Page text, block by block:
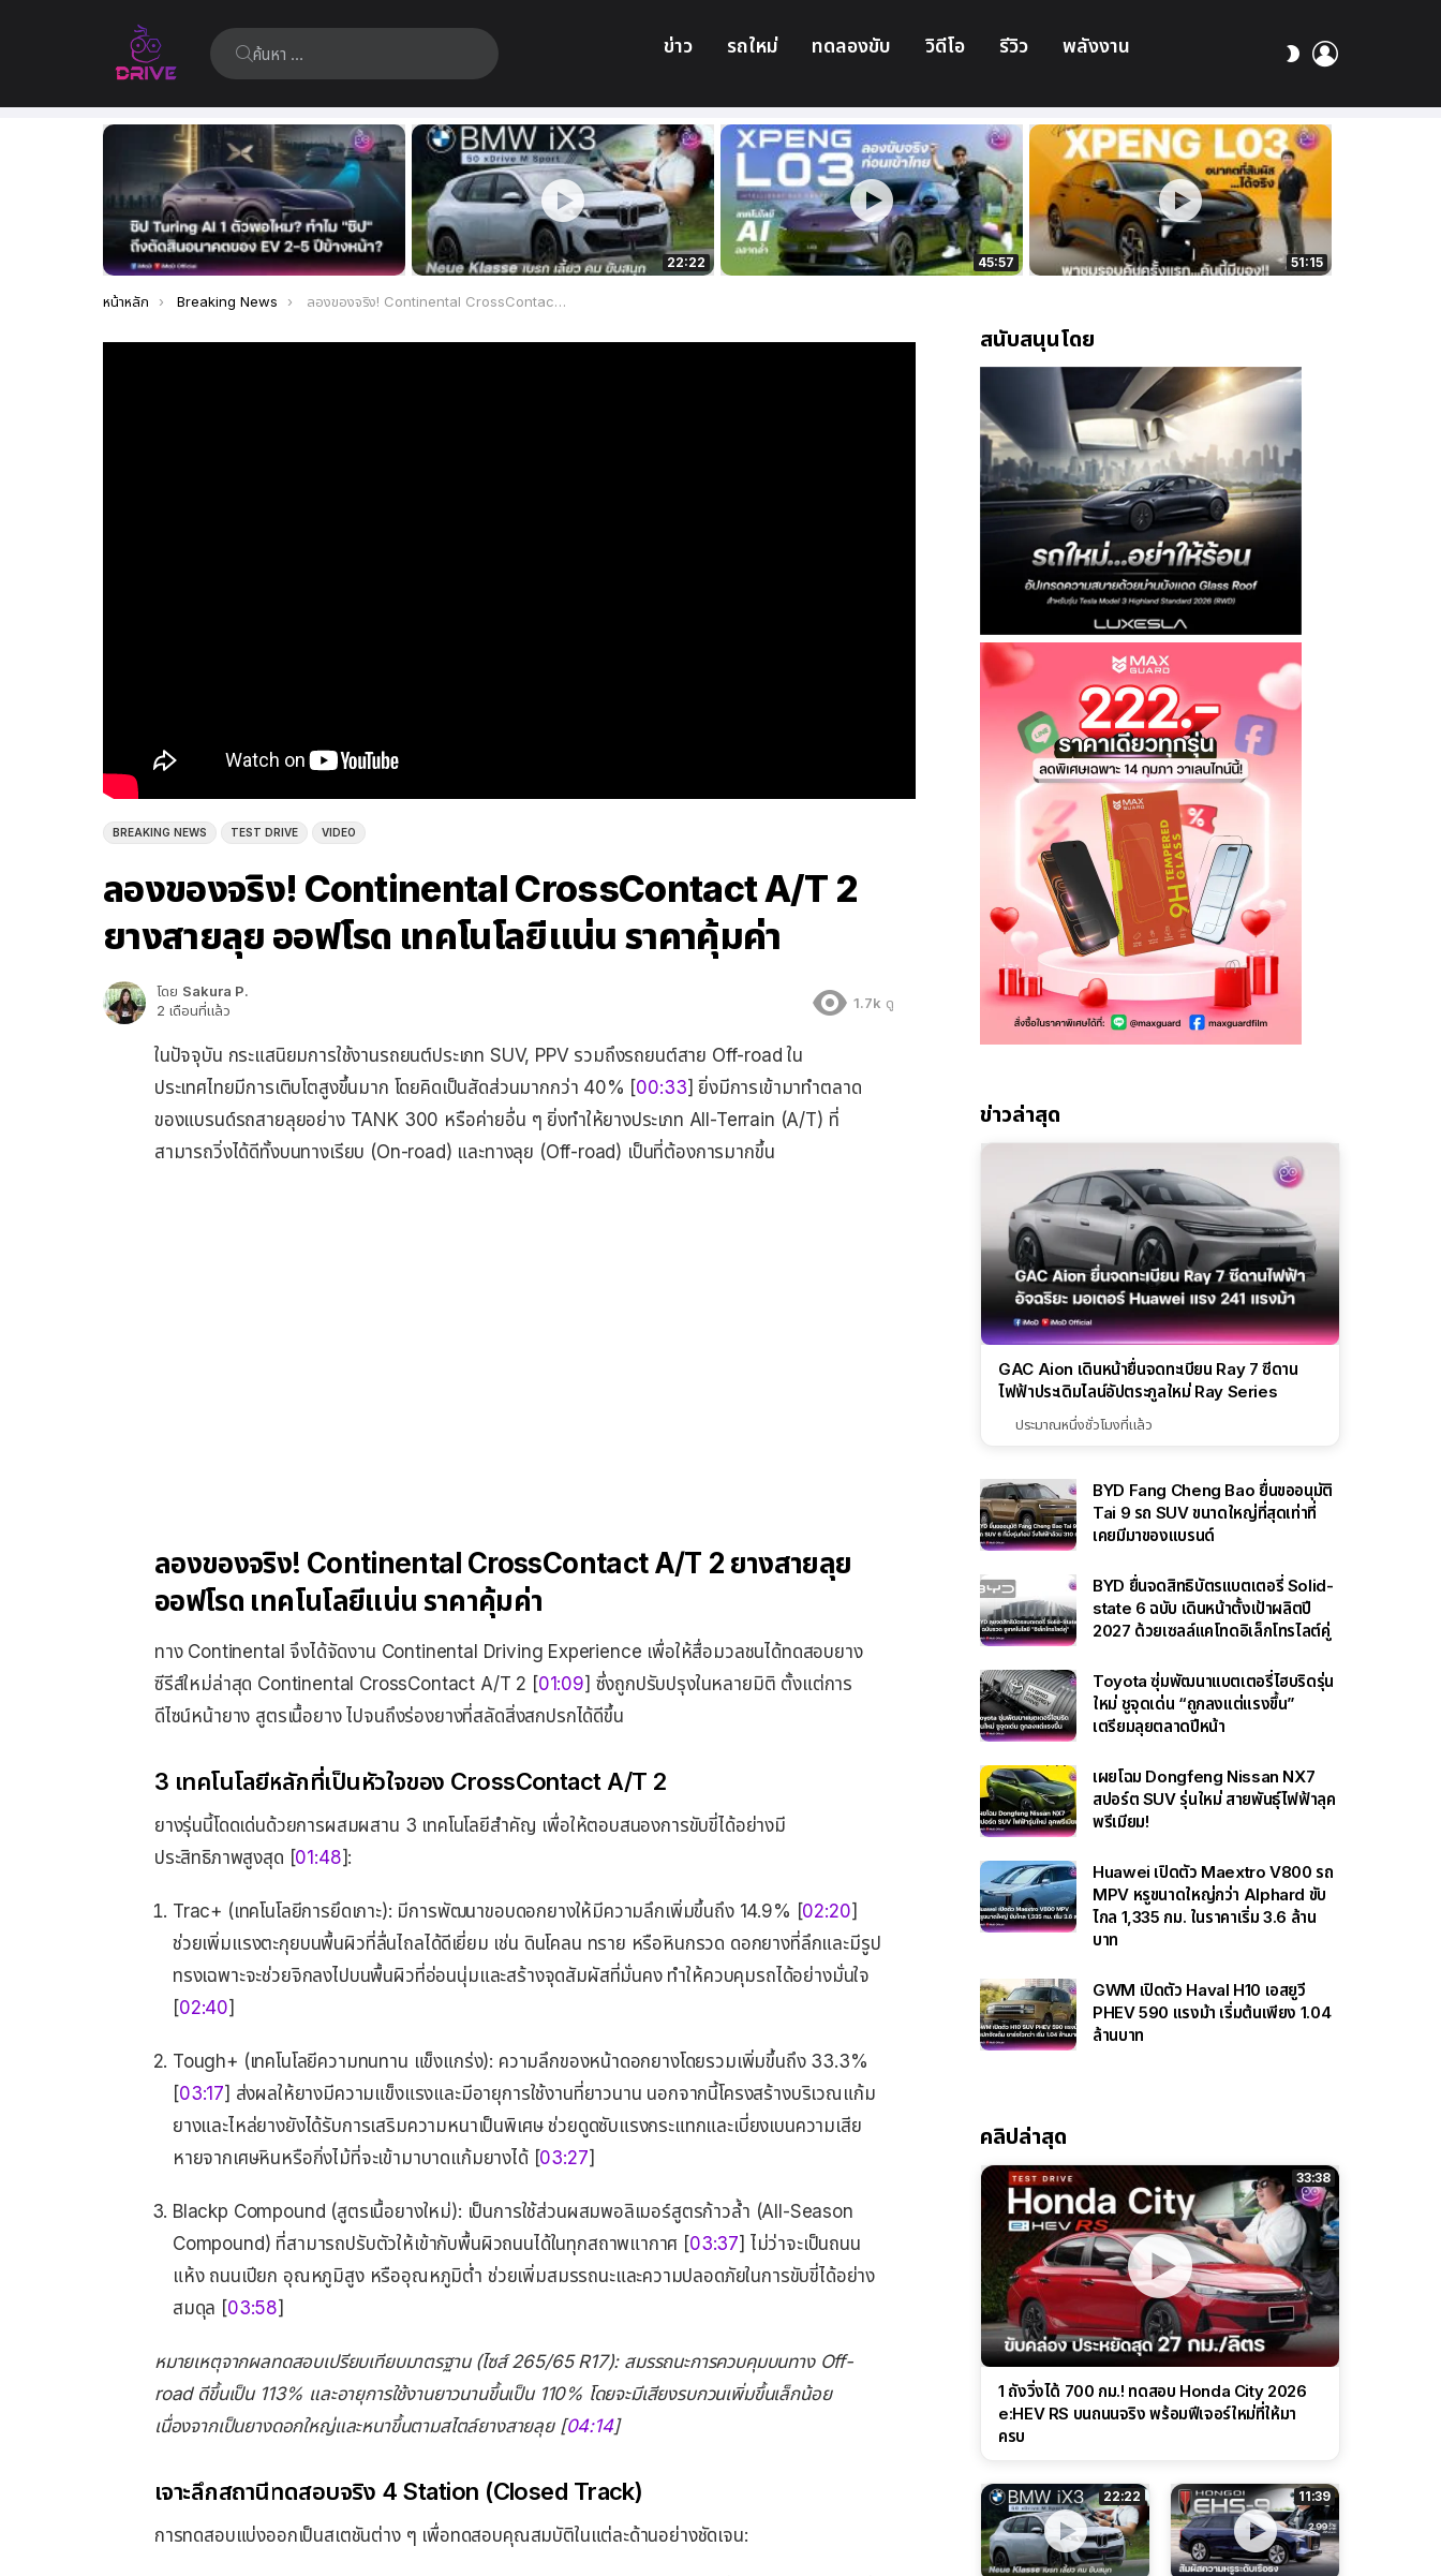
ค้นหา: ข่าว รถใหม่ ทดลองขับ วิดีโอ รีวิว พลังงาน
สลับ
เรื่อง
ล่าสุด
22:22 45:57 51:15
คุณอยู่ที่นี่:
หน้าหลัก Breaking News ลองของจริง! Continental CrossContact A/T 2 ยางสายลุย ออฟโรด เทคโนโลยีแน่น ราคาคุ้มค่า
BREAKING NEWS TEST DRIVE VIDEO
ลองของจริง! Continental CrossContact A/T 2
ยางสายลุย ออฟโรด เทคโนโลยีแน่น ราคาคุ้มค่า
โดย Sakura P.
2 เดือนที่แล้ว
1.7k ดู
ในปัจจุบัน กระแสนิยมการใช้งานรถยนต์ประเภท SUV, PPV รวมถึงรถยนต์สาย Off-road ใน
ประเทศไทยมีการเติบโตสูงขึ้นมาก โดยคิดเป็นสัดส่วนมากกว่า 40% [00:33] ยิ่งมีการเข้ามาทำตลาด
ของแบรนด์รถสายลุยอย่าง TANK 300 หรือค่ายอื่น ๆ ยิ่งทำให้ยางประเภท All-Terrain (A/T) ที่
สามารถวิ่งได้ดีทั้งบนทางเรียบ (On-road) และทางลุย (Off-road) เป็นที่ต้องการมากขึ้น
ลองของจริง! Continental CrossContact A/T 2 ยางสายลุย
ออฟโรด เทคโนโลยีแน่น ราคาคุ้มค่า
ทาง Continental จึงได้จัดงาน Continental Driving Experience เพื่อให้สื่อมวลชนได้ทดสอบยาง
ซีรีส์ใหม่ล่าสุด Continental CrossContact A/T 2 [01:09] ซึ่งถูกปรับปรุงในหลายมิติ ตั้งแต่การ
ดีไซน์หน้ายาง สูตรเนื้อยาง ไปจนถึงร่องยางที่สลัดสิ่งสกปรกได้ดีขึ้น
3 เทคโนโลยีหลักที่เป็นหัวใจของ CrossContact A/T 2
ยางรุ่นนี้โดดเด่นด้วยการผสมผสาน 3 เทคโนโลยีสำคัญ เพื่อให้ตอบสนองการขับขี่ได้อย่างมี
ประสิทธิภาพสูงสุด [01:48]:
Trac+ (เทคโนโลยีการยึดเกาะ): มีการพัฒนาขอบดอกยางให้มีความลึกเพิ่มขึ้นถึง 14.9% [02:20]
ช่วยเพิ่มแรงตะกุยบนพื้นผิวที่ลื่นไถลได้ดีเยี่ยม เช่น ดินโคลน ทราย หรือหินกรวด ดอกยางที่ลึกและมีรูป
ทรงเฉพาะจะช่วยจิกลงไปบนพื้นผิวที่อ่อนนุ่มและสร้างจุดสัมผัสที่มั่นคง ทำให้ควบคุมรถได้อย่างมั่นใจ
[02:40]
Tough+ (เทคโนโลยีความทนทาน แข็งแกร่ง): ความลึกของหน้าดอกยางโดยรวมเพิ่มขึ้นถึง 33.3%
[03:17] ส่งผลให้ยางมีความแข็งแรงและมีอายุการใช้งานที่ยาวนาน นอกจากนี้โครงสร้างบริเวณแก้ม
ยางและไหล่ยางยังได้รับการเสริมความหนาเป็นพิเศษ ช่วยดูดซับแรงกระแทกและเบี่ยงเบนความเสีย
หายจากเศษหินหรือกิ่งไม้ที่จะเข้ามาบาดแก้มยางได้ [03:27]
Blackp Compound (สูตรเนื้อยางใหม่): เป็นการใช้ส่วนผสมพอลิเมอร์สูตรก้าวล้ำ (All-Season
Compound) ที่สามารถปรับตัวให้เข้ากับพื้นผิวถนนได้ในทุกสถาพแากาศ [03:37] ไม่ว่าจะเป็นถนน
แห้ง ถนนเปียก อุณหภูมิสูง หรืออุณหภูมิต่ำ ช่วยเพิ่มสมรรถนะและความปลอดภัยในการขับขี่ได้อย่าง
สมดุล [03:58]
หมายเหตุจากผลทดสอบเปรียบเทียบมาตรฐาน (ไซส์ 265/65 R17): สมรรถนะการควบคุมบนทาง Off-
road ดีขึ้นเป็น 113% และอายุการใช้งานยาวนานขึ้นเป็น 110% โดยจะมีเสียงรบกวนเพิ่มขึ้นเล็กน้อย
เนื่องจากเป็นยางดอกใหญ่และหนาขึ้นตามสไตล์ยางสายลุย [04:14]
เจาะลึกสถานีทดสอบจริง 4 Station (Closed Track)
การทดสอบแบ่งออกเป็นสเตชันต่าง ๆ เพื่อทดสอบคุณสมบัติในแต่ละด้านอย่างชัดเจน:
สนับสนุนโดย
ข่าวล่าสุด
GAC Aion เดินหน้ายื่นจดทะเบียน Ray 7 ซีดาน
ไฟฟ้าประเดิมไลน์อัปตระกูลใหม่ Ray Series
ประมาณหนึ่งชั่วโมงที่แล้ว
BYD Fang Cheng Bao ยื่นขออนุมัติ
Tai 9 รถ SUV ขนาดใหญ่ที่สุดเท่าที่
เคยมีมาของแบรนด์
BYD ยื่นจดสิทธิบัตรแบตเตอรี่ Solid-
state 6 ฉบับ เดินหน้าตั้งเป้าผลิตปี
2027 ด้วยเซลล์แคโทดอิเล็กโทรไลต์คู่
Toyota ซุ่มพัฒนาแบตเตอรี่ไฮบริดรุ่น
ใหม่ ชูจุดเด่น “ถูกลงแต่แรงขึ้น”
เตรียมลุยตลาดปีหน้า
เผยโฉม Dongfeng Nissan NX7
สปอร์ต SUV รุ่นใหม่ สายพันธุ์ไฟฟ้าลุค
พรีเมียม!
Huawei เปิดตัว Maextro V800 รถ
MPV หรูขนาดใหญ่กว่า Alphard ขับ
ไกล 1,335 กม. ในราคาเริ่ม 3.6 ล้าน
บาท
GWM เปิดตัว Haval H10 เอสยูวี
PHEV 590 แรงม้า เริ่มต้นเพียง 1.04
ล้านบาท
คลิปล่าสุด
33:38
1 ถังวิ่งได้ 700 กม.! ทดสอบ Honda City 2026
e:HEV RS บนถนนจริง พร้อมฟีเจอร์ใหม่ที่ให้มา
ครบ
22:22 11:39